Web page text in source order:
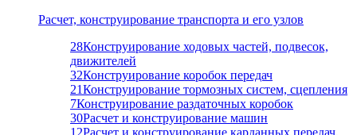
Расчет, конструирование транспорта и его узлов
28Конструирование ходовых частей, подвесок,
движителей
32Конструирование коробок передач
21Конструирование тормозных систем, сцепления
7Конструирование раздаточных коробок
30Расчет и конструирование машин
12Расчет и конструирование карданных передач,